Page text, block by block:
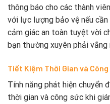
thông báo cho các thành
với lực lượng bảo vệ nếu
cảm giác an toàn tuyệt vời
bạn thường xuyên phải vắng
Tiết Kiệm Thời Gian và Công
Tính năng phát hiện chuyển
thời gian và công sức khi